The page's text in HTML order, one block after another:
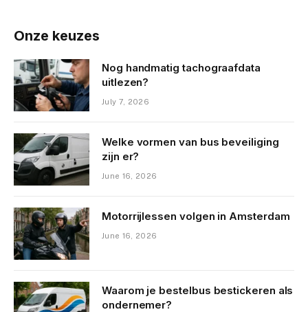
Onze keuzes
Nog handmatig tachograafdata
uitlezen?
July 7, 2026
Welke vormen van bus beveiliging
zijn er?
June 16, 2026
Motorrijlessen volgen in Amsterdam
June 16, 2026
Waarom je bestelbus bestickeren als
ondernemer?